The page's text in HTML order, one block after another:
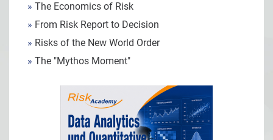
» The Economics of Risk
» From Risk Report to Decision
» Risks of the New World Order
» The "Mythos Moment"